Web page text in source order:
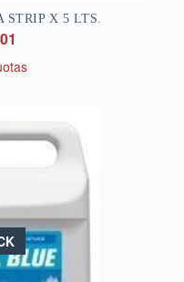
STRIP X 5 LTS.